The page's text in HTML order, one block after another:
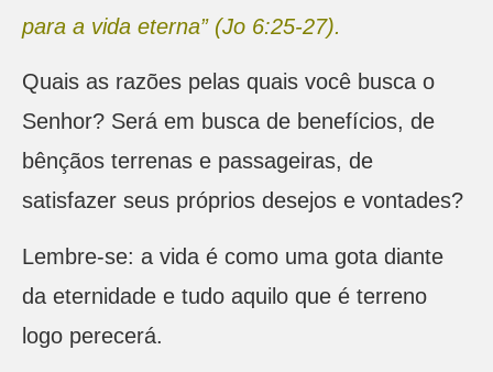
para a vida eterna” (Jo 6:25-27).
Quais as razões pelas quais você busca o
Senhor? Será em busca de benefícios, de
bênçãos terrenas e passageiras, de
satisfazer seus próprios desejos e vontades?
Lembre-se: a vida é como uma gota diante
da eternidade e tudo aquilo que é terreno
logo perecerá.